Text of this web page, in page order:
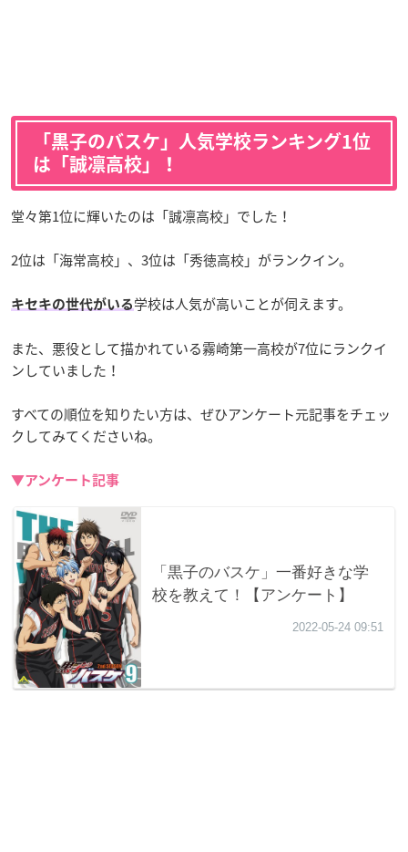
「黒子のバスケ」人気学校ランキング1位
は「誠凛高校」！
堂々第1位に輝いたのは「誠凛高校」でした！
2位は「海常高校」、3位は「秀徳高校」がランクイン。
キセキの世代がいる 学校は人気が高いことが伺えます。
また、悪役として描かれている霧崎第一高校が7位にランクイ
ンしていました！
すべての順位を知りたい方は、ぜひアンケート元記事をチェッ
クしてみてくださいね。
▼アンケート記事